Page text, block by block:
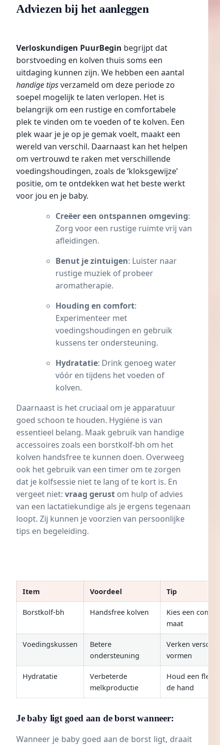
Adviezen bij het aanleggen
Verloskundigen PuurBegin begrijpt dat
borstvoeding en kolven thuis soms een
uitdaging kunnen zijn. We hebben een aantal
handige tipsverzameld om deze periode zo
soepel mogelijk te laten verlopen. Het is
belangrijk om een rustige en comfortabele
plek te vinden om te voeden of te kolven. Een
plek waar je je op je gemak voelt, maakt een
wereld van verschil. Daarnaast kan het helpen
om vertrouwd te raken met verschillende
voedingshoudingen, zoals de ‘kloksgewijze’
positie, om te ontdekken wat het beste werkt
voor jou en je baby.
Creëer een ontspannen omgeving:
Zorg voor een rustige ruimte vrij van
afleidingen.
Benut je zintuigen: Luister naar
rustige muziek of probeer
aromatherapie.
Houding en comfort:
Experimenteer met
voedingshoudingen en gebruik
kussens ter ondersteuning.
Hydratatie: Drink genoeg water
vóór en tijdens het voeden of
kolven.
Daarnaast is het cruciaal om je apparatuur
goed schoon te houden. Hygiëne is van
essentieel belang. Maak gebruik van handige
accessoires zoals een borstkolf-bh om het
kolven handsfree te kunnen doen. Overweeg
ook het gebruik van een timer om te zorgen
dat je kolfsessie niet te lang of te kort is. En
vergeet niet: vraag gerust om hulp of advies
van een lactatiekundige als je ergens tegenaan
loopt. Zij kunnen je voorzien van persoonlijke
tips en begeleiding.
Item Voordeel Tip
Borstkolf-bh Handsfree kolven
Kies een
maat
Voedingskussen
Betere
ondersteuning
Verken
vormen
Hydratatie
Verbeterde
melkproductie
Houd een fles
de hand
Je baby ligt goed aan de borst wanneer:
Wanneer je baby goed aan de borst ligt, draait